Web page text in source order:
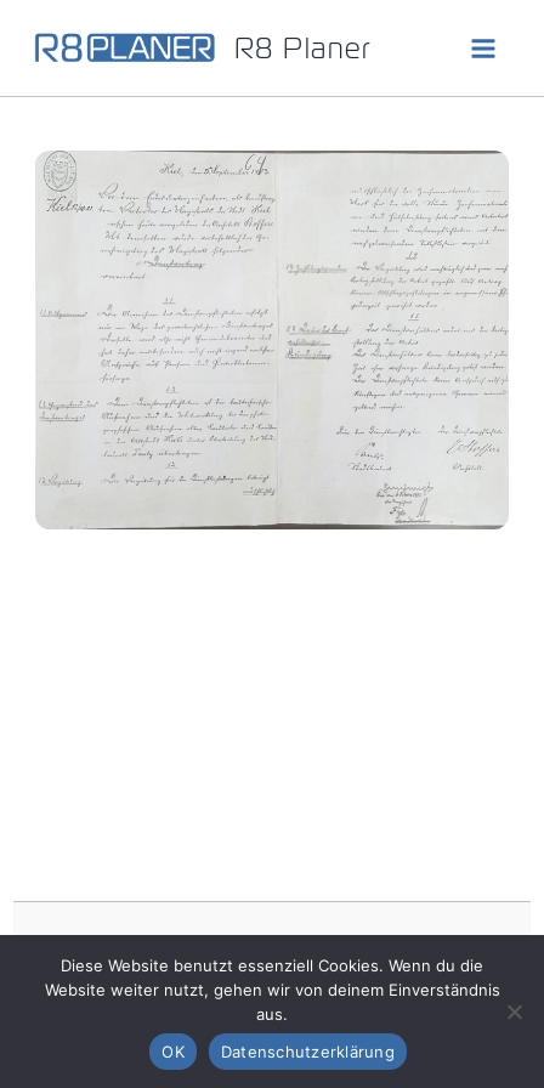
Inhalt
R8 Planer
R8 Planer | Th. Roßmeißl
Reventlouallee 8
Impressum
Diese Website benutzt essenziell Cookies. Wenn du die
Website weiter nutzt, gehen wir von deinem Einverständnis
aus.
OK
Datenschutzerklärung